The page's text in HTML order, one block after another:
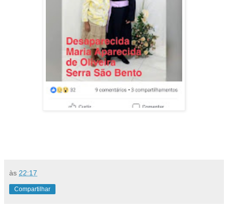
às 22:17
Compartilhar